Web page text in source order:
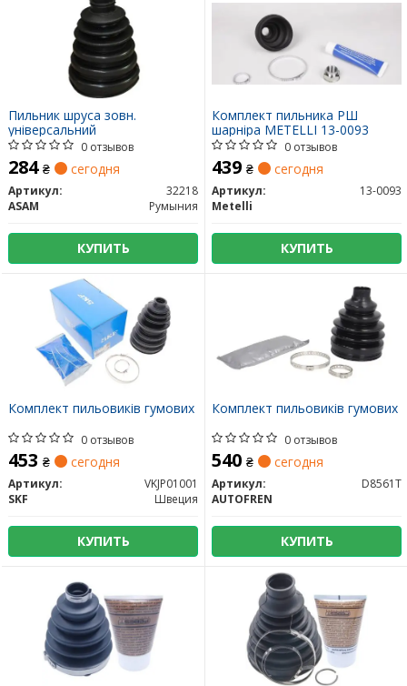
Пильник шруса зовн.
універсальний
0 отзывов
284 ₴ сегодня
Артикул:
32218
ASAM
Румыния
КУПИТЬ
Комплект пильника РШ
шарніра METELLI 13-0093
0 отзывов
439 ₴ сегодня
Артикул:
13-0093
Metelli
КУПИТЬ
Комплект пильовиків гумових
0 отзывов
453 ₴ сегодня
Артикул:
VKJP01001
SKF
Швеция
КУПИТЬ
Комплект пильовиків гумових
0 отзывов
540 ₴ сегодня
Артикул:
D8561T
AUTOFREN
КУПИТЬ